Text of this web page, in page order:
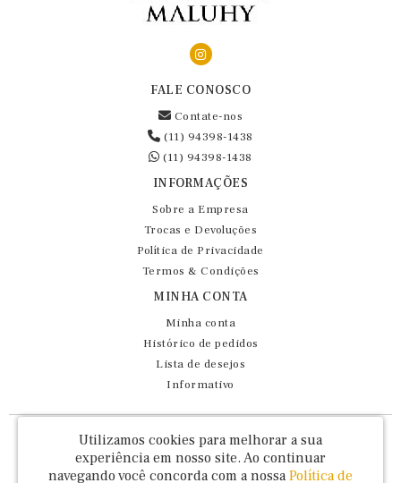
FALE CONOSCO
Contate-nos
(11) 94398-1438
(11) 94398-1438
INFORMAÇÕES
Sobre a Empresa
Trocas e Devoluções
Política de Privacidade
Termos & Condições
MINHA CONTA
Minha conta
Histórico de pedidos
Lista de desejos
Informativo
Fernando Maluhy Cia Ltda - CNPJ: 60.458.825/0001-86
Rua Dr Euclydes da Cunha, 47 - Brás - São Paulo / SP - CEP 03016-030
Utilizamos cookies para melhorar a sua
experiência em nosso site. Ao continuar
navegando você concorda com a nossa Política de